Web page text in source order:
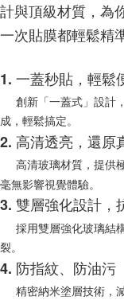
ATM／網路銀行／等多
※ 請注意：結帳手續完
購買商品的店家。未經
是否繳費成功／繳費後
【注意事項】
１．透過由恩沛科技股
易，需依本服務之必要
權轉讓予恩沛科技股份
２．關於個人資料處理
https://aftee.tw/terms/
３．未成年的使用者請
「AFTEE先享後付」，
任。
時審查核予不同之上限
請求用戶進行身份認證。
５．嚴禁一人註冊多個
(黑貓)宅配
每筆NT$100，滿
每筆NT$200，滿
計與頂級材質，為
一次貼膜都輕鬆精
1. 一蓋秒貼，輕鬆
創新「一蓋式」設計
成，輕鬆搞定。
2. 高清透亮，還原
高清玻璃材質，提供
毫無影響視覺體驗。
3. 雙層強化設計，
採用雙層強化玻璃結
裂。
4. 防指紋、防油污
精密納米塗層技術，